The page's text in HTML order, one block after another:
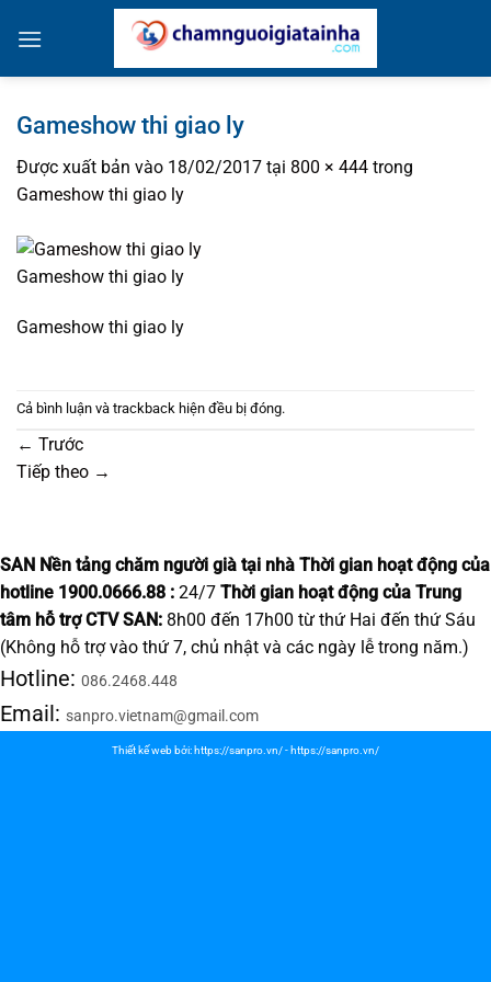
qua
Gameshow thi giao ly
Được xuất bản vào 18/02/2017 tại 800 × 444 trong
Gameshow thi giao ly
Gameshow thi giao ly
Gameshow thi giao ly
Cả bình luận và trackback hiện đều bị đóng.
← Trước
Tiếp theo →
SAN Nền tảng chăm người già tại nhà Thời gian hoạt động của
hotline 1900.0666.88 : 24/7 Thời gian hoạt động của Trung
tâm hỗ trợ CTV SAN: 8h00 đến 17h00 từ thứ Hai đến thứ Sáu
(Không hỗ trợ vào thứ 7, chủ nhật và các ngày lễ trong năm.)
Hotline: 086.2468.448
Email: sanpro.vietnam@gmail.com
Thiết kế web bởi: https://sanpro.vn/- https://sanpro.vn/